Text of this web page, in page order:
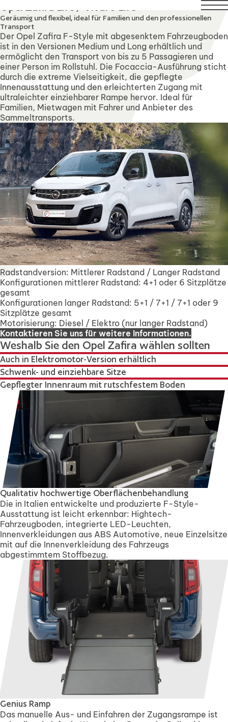
Technical Support will remain available over this
Opel Zafira Life / Vivaro Life
Geräumig und flexibel, ideal für Familien und den professionellen
Transport
Der Opel Zafira F-Style mit abgesenktem Fahrzeugboden
ist in den Versionen Medium und Long erhältlich und
ermöglicht den Transport von bis zu 5 Passagieren und
einer Person im Rollstuhl. Die Focaccia-Ausführung sticht
durch die extreme Vielseitigkeit, die gepflegte
Innenausstattung und den erleichterten Zugang mit
ultraleichter einziehbarer Rampe hervor. Ideal für
Familien, Mietwagen mit Fahrer und Anbieter des
Sammeltransports.
Radstandversion: Mittlerer Radstand / Langer Radstand
Konfigurationen mittlerer Radstand: 4+1 oder 6 Sitzplätze
gesamt
Konfigurationen langer Radstand: 5+1 / 7+1 / 7+1 oder 9
Sitzplätze gesamt
Motorisierung: Diesel / Elektro (nur langer Radstand)
Kontaktieren Sie uns für weitere Informationen.
Weshalb Sie den Opel Zafira wählen sollten
Auch in Elektromotor-Version erhältlich
Schwenk- und einziehbare Sitze
Gepflegter Innenraum mit rutschfestem Boden
Qualitativ hochwertige Oberflächenbehandlung
Die in Italien entwickelte und produzierte F-Style-
Ausstattung ist leicht erkennbar: Hightech-
Fahrzeugboden, integrierte LED-Leuchten,
Innenverkleidungen aus ABS Automotive, neue Einzelsitze
mit auf die Innenverkleidung des Fahrzeugs
abgestimmtem Stoffbezug.
Genius Ramp
Das manuelle Aus- und Einfahren der Zugangsrampe ist